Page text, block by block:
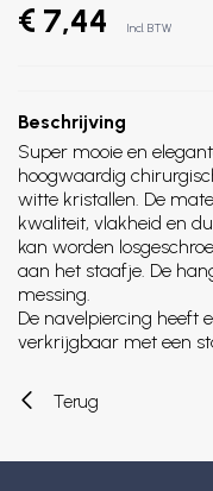
€ 7,44 Incl. BTW
Beschrijving
Super mooie en
hoogwaardig
witte kristallen. De
kwaliteit, vlakheid en
kan worden
aan het staafje. De
messing.
De navelpiercing heeft
verkrijgbaar met een
Terug